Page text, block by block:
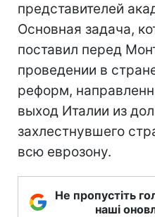
представителей
Основная задача,
поставил перед
проведении в
реформ,
выход Италии из
захлестнувшего
всю еврозону.
Не пропустіть
наші